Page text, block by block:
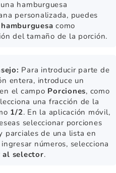
hamburguesa
personalizada, puedes
hamburguesa como
del tamaño de la porción.
Para introducir parte de
entera, introduce un
el campo Porciones, como
una fracción de la
1/2. En la aplicación móvil,
seleccionar porciones
parciales de una lista en
números, selecciona
al selector.